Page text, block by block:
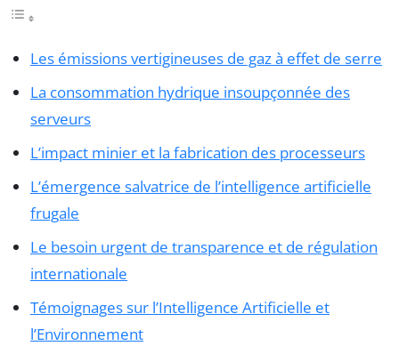
Les émissions vertigineuses de gaz à effet de serre
La consommation hydrique insoupçonnée des
serveurs
L’impact minier et la fabrication des processeurs
L’émergence salvatrice de l’intelligence artificielle
frugale
Le besoin urgent de transparence et de régulation
internationale
Témoignages sur l’Intelligence Artificielle et
l’Environnement